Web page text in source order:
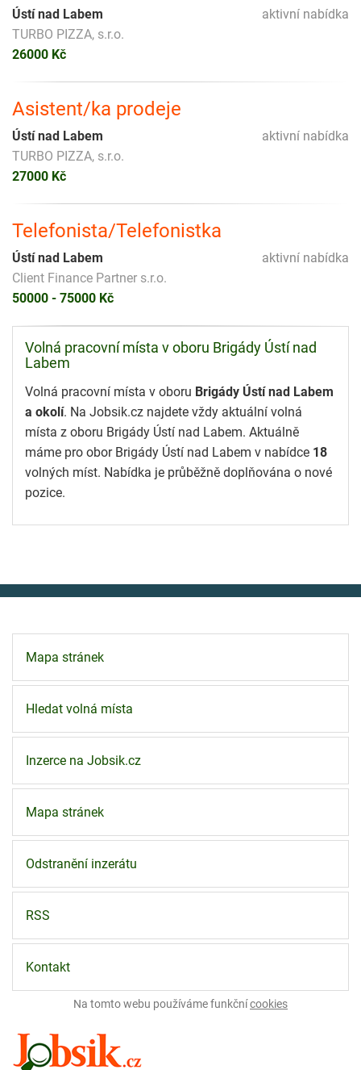
aktivní nabídka
Ústí nad Labem
TURBO PIZZA, s.r.o.
26000 Kč
Asistent/ka prodeje
aktivní nabídka
Ústí nad Labem
TURBO PIZZA, s.r.o.
27000 Kč
Telefonista/Telefonistka
aktivní nabídka
Ústí nad Labem
Client Finance Partner s.r.o.
50000 - 75000 Kč
Volná pracovní místa v oboru Brigády Ústí nad
Labem
Volná pracovní místa v oboru Brigády Ústí nad Labem
a okolí. Na Jobsik.cz najdete vždy aktuální volná
místa z oboru Brigády Ústí nad Labem. Aktuálně
máme pro obor Brigády Ústí nad Labem v nabídce 18
volných míst. Nabídka je průběžně doplňována o nové
pozice.
Mapa stránek
Hledat volná místa
Inzerce na Jobsik.cz
Mapa stránek
Odstranění inzerátu
RSS
Kontakt
Na tomto webu používáme funkčnícookies